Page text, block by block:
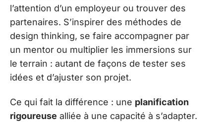
l’attention d’un employeur ou trouver des
partenaires. S’inspirer des méthodes de
design thinking, se faire accompagner par
un mentor ou multiplier les immersions sur
le terrain : autant de façons de tester ses
idées et d’ajuster son projet.
Ce qui fait la différence : une planification
rigoureuse alliée à une capacité à s’adapter.